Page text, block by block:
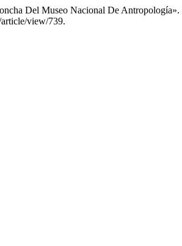
Del Museo Nacional De Antropología».
view/739.